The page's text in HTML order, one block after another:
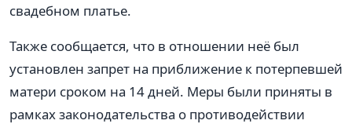
свадебном платье.
Также сообщается, что в отношении неё был
установлен запрет на приближение к потерпевшей
матери сроком на 14 дней. Меры были приняты в
рамках законодательства о противодействии